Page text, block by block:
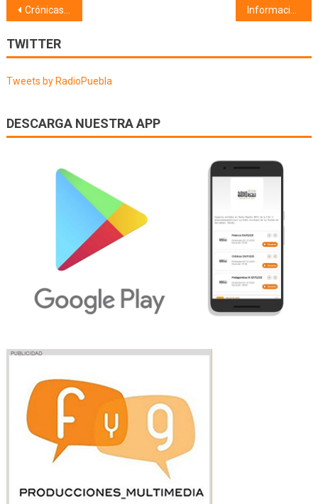
Navegación
de
entradas
Crónicas (09/03/22) Información Municipal (10/03/22)
TWITTER
Tweets by RadioPuebla
DESCARGA NUESTRA APP